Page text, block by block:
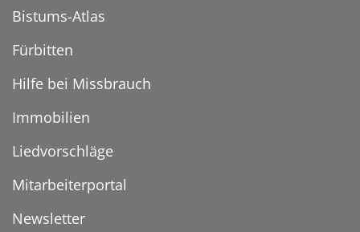
Bistums-Atlas
Fürbitten
Hilfe bei Missbrauch
Immobilien
Liedvorschläge
Mitarbeiterportal
Newsletter